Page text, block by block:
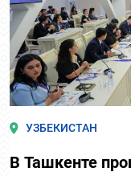
УЗБЕКИСТАН
В Ташкенте